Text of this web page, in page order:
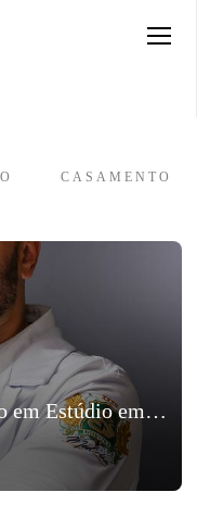
CASAMENTO
Ensaio Profissional de Médico em Estúdio em João Monlevade - Marcelo